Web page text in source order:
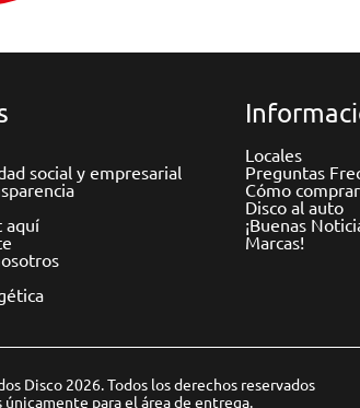
social y empresarial
aquí
Locales
Preguntas
Cómo comprar
Disco al auto
¡Buenas
Marcas!
Disco 2026. Todos los derechos reservados
únicamente para el área de entrega.